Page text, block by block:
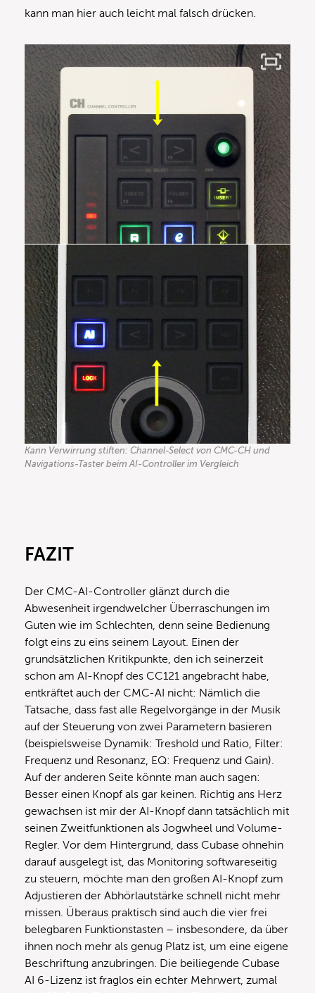
kann man hier auch leicht mal falsch drücken.
Kann Verwirrung stiften: Channel-Select von CMC-CH und
Navigations-Taster beim AI-Controller im Vergleich
FAZIT
Der CMC-AI-Controller glänzt durch die
Abwesenheit irgendwelcher Überraschungen im
Guten wie im Schlechten, denn seine Bedienung
folgt eins zu eins seinem Layout. Einen der
grundsätzlichen Kritikpunkte, den ich seinerzeit
schon am AI-Knopf des CC121 angebracht habe,
entkräftet auch der CMC-AI nicht: Nämlich die
Tatsache, dass fast alle Regelvorgänge in der Musik
auf der Steuerung von zwei Parametern basieren
(beispielsweise Dynamik: Treshold und Ratio, Filter:
Frequenz und Resonanz, EQ: Frequenz und Gain).
Auf der anderen Seite könnte man auch sagen:
Besser einen Knopf als gar keinen. Richtig ans Herz
gewachsen ist mir der AI-Knopf dann tatsächlich mit
seinen Zweitfunktionen als Jogwheel und Volume-
Regler. Vor dem Hintergrund, dass Cubase ohnehin
darauf ausgelegt ist, das Monitoring softwareseitig
zu steuern, möchte man den großen AI-Knopf zum
Adjustieren der Abhörlautstärke schnell nicht mehr
missen. Überaus praktisch sind auch die vier frei
belegbaren Funktionstasten – insbesondere, da über
ihnen noch mehr als genug Platz ist, um eine eigene
Beschriftung anzubringen. Die beiliegende Cubase
AI 6-Lizenz ist fraglos ein echter Mehrwert, zumal